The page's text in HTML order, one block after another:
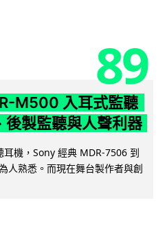
89
M500 入耳式監聽
後製監聽與人聲利器
機，Sony 經典 MDR-7506 到
人熟悉。而現在舞台製作者與創